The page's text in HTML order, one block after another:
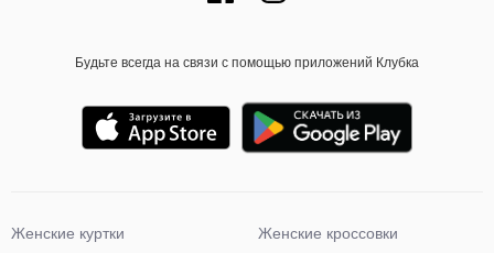
Будьте всегда на связи с помощью приложений Клубка
Женские куртки
Женские кроссовки